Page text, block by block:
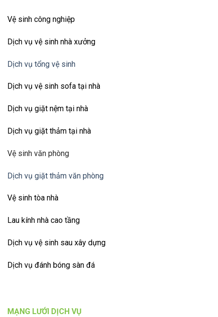
Vệ sinh công nghiệp
Dịch vụ vệ sinh nhà xưởng
Dịch vụ tổng vệ sinh
Dịch vụ vệ sinh sofa tại nhà
Dịch vụ giặt nệm tại nhà
Dịch vụ giặt thảm tại nhà
Vệ sinh văn phòng
Dịch vụ giặt thảm văn phòng
Vệ sinh tòa nhà
Lau kính nhà cao tầng
Dịch vụ vệ sinh sau xây dựng
Dịch vụ đánh bóng sàn đá
MẠNG LƯỚI DỊCH VỤ